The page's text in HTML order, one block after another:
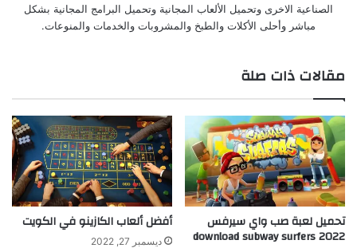
الصناعية الاخرى وتحميل الألعاب المجانية وتحميل البرامج المجانية بشكل
مباشر وأحلى الأكلات والطبخ والمشروبات والخدمات والمنوعات.
مقالات ذات صلة
تحميل لعبة صب واي سيرفس
2022 download subway surfers
أفضل ألعاب الكازينو في الكويت
ديسمبر 27, 2022